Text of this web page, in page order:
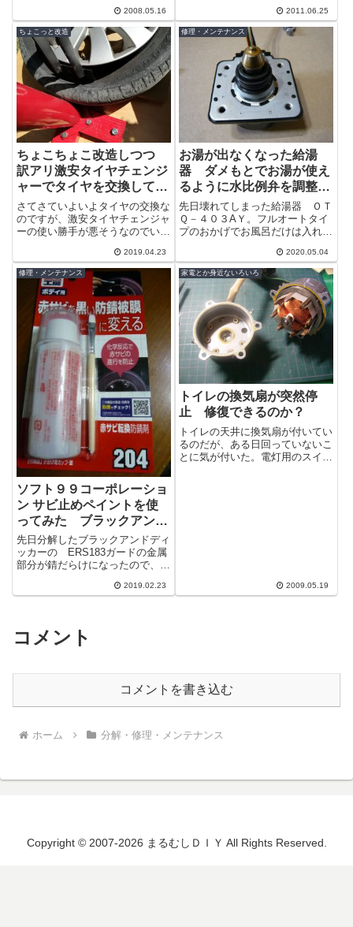
この手の形のは分解したことが無
かったぞ！...
2008.05.16
チバックとも言うらしい。どこか
のホームペ...
2011.06.25
ちょこっと改造
ちょこちょこ改造しつつ
訳アリ激安タイヤチェンジ
ャーでタイヤを交換してみ
る その４
さてさていよいよタイヤの交換な
のですが、激安タイヤチェンジャ
ーの使い勝手が悪そうなのでいろ
みました。残念ながら敷地内に、
コンクリー...
2019.04.23
修理・メンテナンス
お湯が出なくなった給湯
器 ダメもとでお湯が使え
るように水比例弁を調整し
てみる ノーリツ 給湯
ボイラー ＯＴＱ－４０３
AＹ
先日壊れてしまった給湯器 ＯＴ
Ｑ－４０３AＹ。フルオートタイ
プのおかげでお風呂だけは入れた
チンでお湯が使えないと不便だ。
カバー開け...
2020.05.04
修理・メンテナンス
ソフト９９コーポレーショ
ン サビ止めペイントを使
ってみた ブラックアンド
ディッカー マルチエボヘ
ッドアタッチメント
ERS183
先日分解したブラックアンドディ
ッカーの ERS183ガードの金属
部分が錆だらけになったので、さ
ソフト99コーポレーション ソフ
2019.02.23
家電とか身近ないろいろ
トイレの換気扇が突然停
止 修復できるのか？
トイレの天井に換気扇が付いてい
るのだが、ある日回っていないこ
とに気が付いた。電灯用のスイッ
2009.05.19
コメント
コメントを書き込む
ホーム 分解・修理・メンテナンス
Copyright © 2007-2026 まるむしＤＩＹ All Rights Reserved.